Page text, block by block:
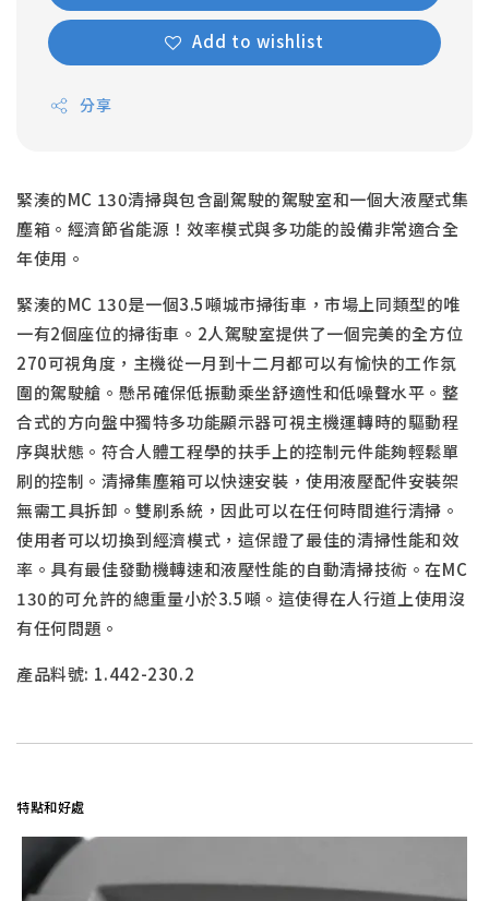
Add to wishlist
分享
緊湊的MC 130清掃與包含副駕駛的駕駛室和一個大液壓式集
塵箱。經濟節省能源！效率模式與多功能的設備非常適合全
年使用。
緊湊的MC 130是一個3.5噸城市掃街車，市場上同類型的唯
一有2個座位的掃街車。2人駕駛室提供了一個完美的全方位
270可視角度，主機從一月到十二月都可以有愉快的工作氛
圍的駕駛艙。懸吊確保低振動乘坐舒適性和低噪聲水平。整
合式的方向盤中獨特多功能顯示器可視主機運轉時的驅動程
序與狀態。符合人體工程學的扶手上的控制元件能夠輕鬆單
刷的控制。清掃集塵箱可以快速安裝，使用液壓配件安裝架
無需工具拆卸。雙刷系統，因此可以在任何時間進行清掃。
使用者可以切換到經濟模式，這保證了最佳的清掃性能和效
率。具有最佳發動機轉速和液壓性能的自動清掃技術。在MC
130的可允許的總重量小於3.5噸。這使得在人行道上使用沒
有任何問題。
產品料號: 1.442-230.2
特點和好處